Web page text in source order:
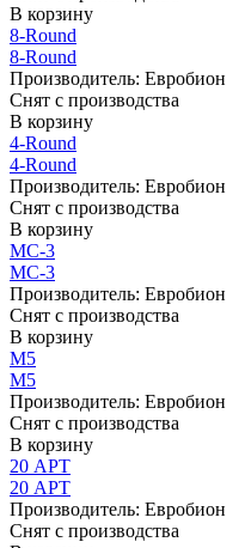
В корзину
8-Round
8-Round
Производитель: Евробион
Снят с производства
В корзину
4-Round
4-Round
Производитель: Евробион
Снят с производства
В корзину
МС-3
МС-3
Производитель: Евробион
Снят с производства
В корзину
М5
М5
Производитель: Евробион
Снят с производства
В корзину
20 АРТ
20 АРТ
Производитель: Евробион
Снят с производства